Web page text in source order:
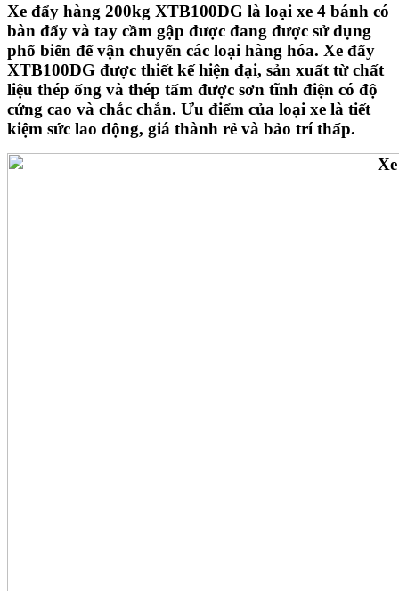
Xe đẩy hàng 200kg XTB100DG là loại xe 4 bánh có
bàn đẩy và tay cầm gập được đang được sử dụng
phổ biến để vận chuyển các loại hàng hóa. Xe đẩy
XTB100DG được thiết kế hiện đại, sản xuất từ chất
liệu thép ống và thép tấm được sơn tĩnh điện có độ
cứng cao và chắc chắn. Ưu điểm của loại xe là tiết
kiệm sức lao động, giá thành rẻ và bảo trí thấp.